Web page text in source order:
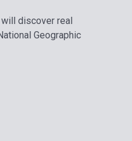
discover real
Geographic